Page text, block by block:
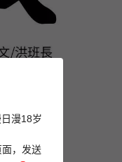
漫18岁
，发送